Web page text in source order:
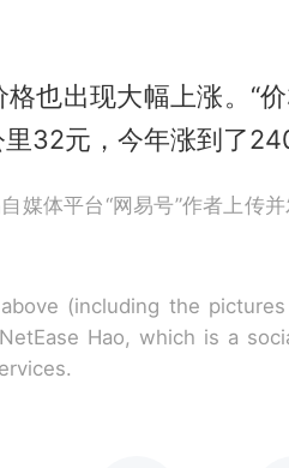
也出现大幅上涨。“
32元，今年涨到了
媒体平台“网易号”作者上传
(including the
Hao, which is a